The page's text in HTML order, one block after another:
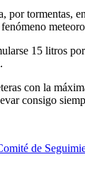
por tormentas,
15 litros
con la
consigo
de